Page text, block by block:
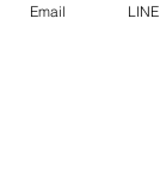
Email LINE